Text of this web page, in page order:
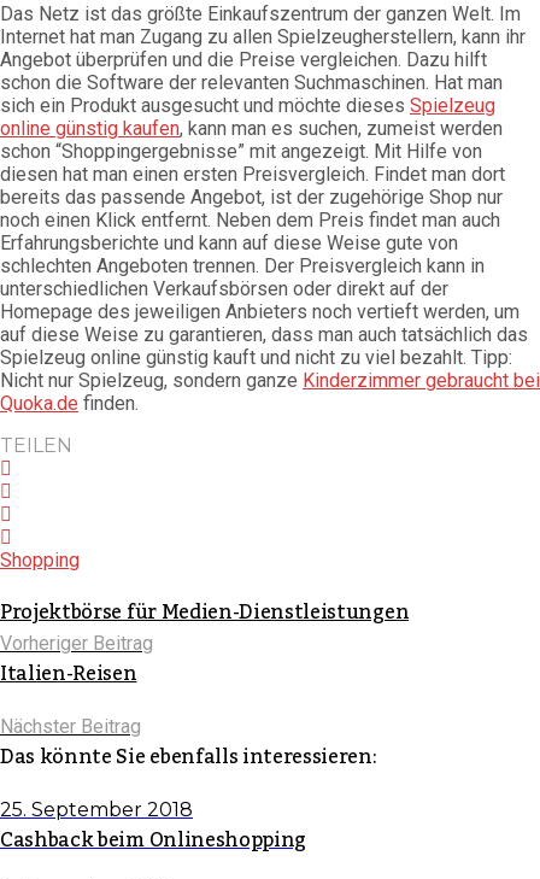
Das Netz ist das größte Einkaufszentrum der ganzen Welt. Im
Internet hat man Zugang zu allen Spielzeugherstellern, kann ihr
Angebot überprüfen und die Preise vergleichen. Dazu hilft
schon die Software der relevanten Suchmaschinen. Hat man
sich ein Produkt ausgesucht und möchte dieses Spielzeug
online günstig kaufen, kann man es suchen, zumeist werden
schon “Shoppingergebnisse” mit angezeigt. Mit Hilfe von
diesen hat man einen ersten Preisvergleich. Findet man dort
bereits das passende Angebot, ist der zugehörige Shop nur
noch einen Klick entfernt. Neben dem Preis findet man auch
Erfahrungsberichte und kann auf diese Weise gute von
schlechten Angeboten trennen. Der Preisvergleich kann in
unterschiedlichen Verkaufsbörsen oder direkt auf der
Homepage des jeweiligen Anbieters noch vertieft werden, um
auf diese Weise zu garantieren, dass man auch tatsächlich das
Spielzeug online günstig kauft und nicht zu viel bezahlt. Tipp:
Nicht nur Spielzeug, sondern ganze Kinderzimmer gebraucht bei
Quoka.de finden.
TEILEN
Shopping
Projektbörse für Medien-Dienstleistungen
Vorheriger Beitrag
Italien-Reisen
Nächster Beitrag
Das könnte Sie ebenfalls interessieren:
25. September 2018
Cashback beim Onlineshopping